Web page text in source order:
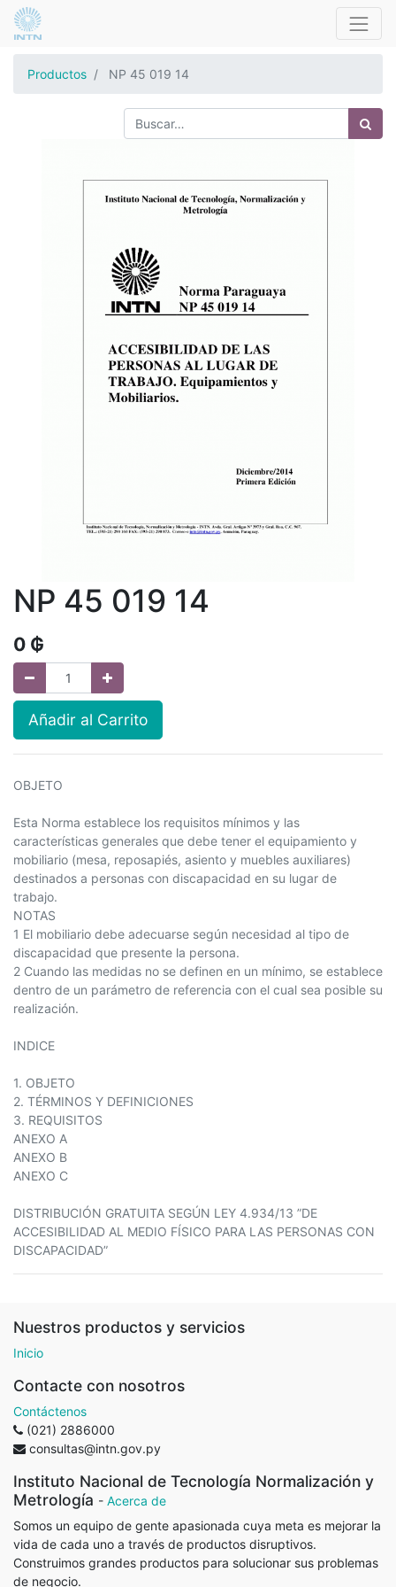
Productos NP 45 019 14
NP 45 019 14
0 ₲
Añadir al Carrito
OBJETO
Esta Norma establece los requisitos mínimos y las
características generales que debe tener el equipamiento y
mobiliario (mesa, reposapiés, asiento y muebles auxiliares)
destinados a personas con discapacidad en su lugar de
trabajo.
NOTAS
1 El mobiliario debe adecuarse según necesidad al tipo de
discapacidad que presente la persona.
2 Cuando las medidas no se definen en un mínimo, se establece
dentro de un parámetro de referencia con el cual sea posible su
realización.
INDICE
1. OBJETO
2. TÉRMINOS Y DEFINICIONES
3. REQUISITOS
ANEXO A
ANEXO B
ANEXO C
DISTRIBUCIÓN GRATUITA SEGÚN LEY 4.934/13 ”DE
ACCESIBILIDAD AL MEDIO FÍSICO PARA LAS PERSONAS CON
DISCAPACIDAD”
Nuestros productos y servicios
Inicio
Contacte con nosotros
Contáctenos
(021) 2886000
consultas@intn.gov.py
Instituto Nacional de Tecnología Normalización y
Metrología - Acerca de
Somos un equipo de gente apasionada cuya meta es mejorar la
vida de cada uno a través de productos disruptivos.
Construimos grandes productos para solucionar sus problemas
de negocio.